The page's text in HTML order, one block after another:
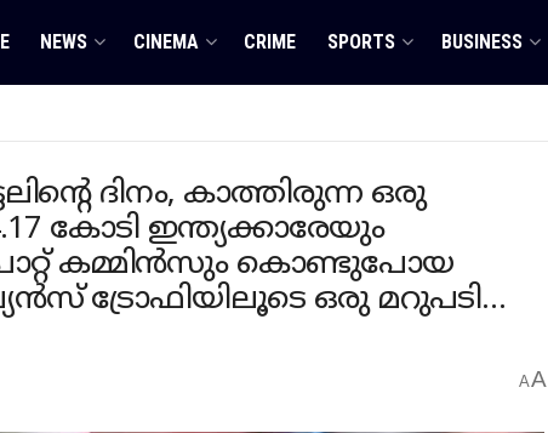
NEWS CINEMA CRIME SPORTS BUSINESS
ദിനം, കാത്തിരുന്ന ഒരു
കോടി ഇന്ത്യക്കാരേയും
കമ്മിൻസും കൊണ്ടുപോയ
ട്രോഫിയിലൂടെ ഒരു മറുപടി…
AA